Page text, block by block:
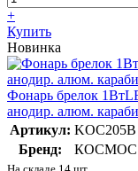
+
Купить
Новинка
Фонарь брелок
анодир. алюм.
Артикул: KOC205B
Бренд:
КОСМОС